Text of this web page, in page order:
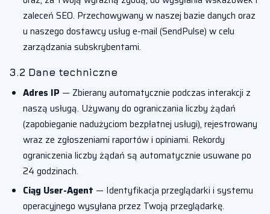
zaleceń SEO. Przechowywany w naszej bazie danych oraz
u naszego dostawcy usług e-mail (SendPulse) w celu
zarządzania subskrybentami.
3.2 Dane techniczne
Adres IP — Zbierany automatycznie podczas interakcji z
naszą usługą. Używany do ograniczania liczby żądań
(zapobieganie nadużyciom bezpłatnej usługi), rejestrowany
wraz ze zgłoszeniami raportów i opiniami. Rekordy
ograniczenia liczby żądań są automatycznie usuwane po
24 godzinach.
Ciąg User-Agent — Identyfikacja przeglądarki i systemu
operacyjnego wysyłana przez Twoją przeglądarkę.